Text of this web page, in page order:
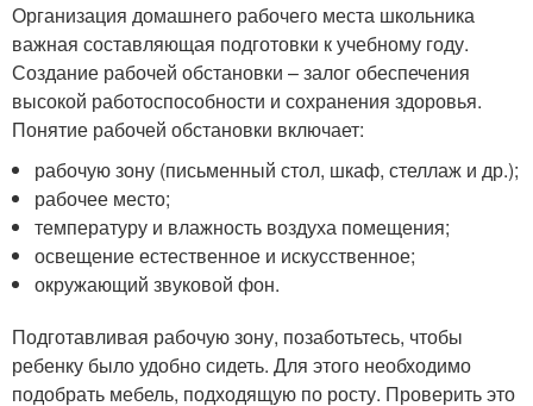
Организация домашнего рабочего места школьника
важная составляющая подготовки к учебному году.
Создание рабочей обстановки – залог обеспечения
высокой работоспособности и сохранения здоровья.
Понятие рабочей обстановки включает:
рабочую зону (письменный стол, шкаф, стеллаж и др.);
рабочее место;
температуру и влажность воздуха помещения;
освещение естественное и искусственное;
окружающий звуковой фон.
Подготавливая рабочую зону, позаботьтесь, чтобы
ребенку было удобно сидеть. Для этого необходимо
подобрать мебель, подходящую по росту. Проверить это